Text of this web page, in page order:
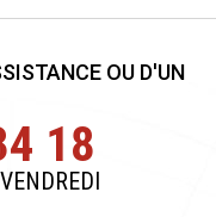
OU D'UN
18